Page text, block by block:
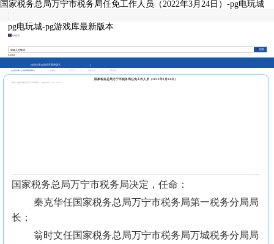
国家税务总局万宁市税务局任免工作人员（2022年3月24日）-pg电玩城
| |
|
pg电玩城-pg游戏库最新版本
征纳互动
本站热词：
pg电玩城-pg游戏库最新版本
pg电玩城-pg游戏库最新版本 市县频道 万宁市
国家税务总局万宁市税务局任免工作人员（2022年3月24日）
来源：国家税务总局万宁市税务局 发布日期：2022-03-24
国家税务总局万宁市税务局决定，任命：
秦克华任国家税务总局万宁市税务局第一税务分局局
长；
翁时文任国家税务总局万宁市税务局万城税务分局局